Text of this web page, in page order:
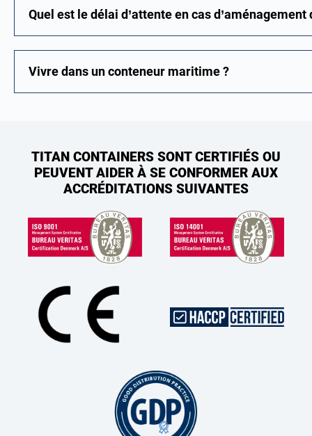
Quel est le délai d’attente en cas d’aménagement
Vivre dans un conteneur maritime ?
TITAN CONTAINERS SONT CERTIFIÉS OU
PEUVENT AIDER À SE CONFORMER AUX
ACCRÉDITATIONS SUIVANTES